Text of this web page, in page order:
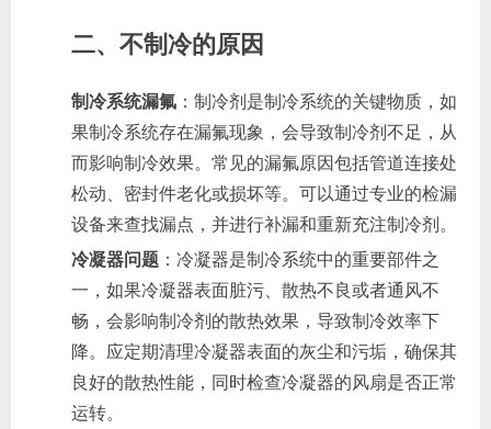
二、不制冷的原因
制冷系统漏氟 ：制冷剂是制冷系统的关键物质，如
果制冷系统存在漏氟现象，会导致制冷剂不足，从
而影响制冷效果。常见的漏氟原因包括管道连接处
松动、密封件老化或损坏等。可以通过专业的检漏
设备来查找漏点，并进行补漏和重新充注制冷剂。
冷凝器问题 ：冷凝器是制冷系统中的重要部件之
一，如果冷凝器表面脏污、散热不良或者通风不
畅，会影响制冷剂的散热效果，导致制冷效率下
降。应定期清理冷凝器表面的灰尘和污垢，确保其
良好的散热性能，同时检查冷凝器的风扇是否正常
运转。